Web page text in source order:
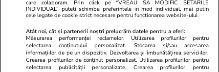
România riscă să piardă
miliarde de euro din PNRR
după un vot în Senat. De ce
sunt contestate modificările la
legea decarbonizării
care colaboram. Prin click pe “VREAU SA MODIFIC SETARILE
INDIVIDUAL” puteti schimba preferintele in mod individual, mai putin
cele legate de cookie strict necesare pentru functionarea website-ului.
Atât noi, cât și partenerii noștri prelucrăm datele pentru a oferi:
Măsurarea performanței reclamelor. Utilizarea profilurilor pentru
selectarea conținutului personalizat. Stocarea și/sau accesarea
informațiilor de pe un dispozitiv. Dezvoltarea și îmbunătățirea serviciilor.
Crearea profilurilor de conținut personalizat. Utilizarea profilurilor pentru
selectarea publicității personalizate. Crearea profilurilor pentru